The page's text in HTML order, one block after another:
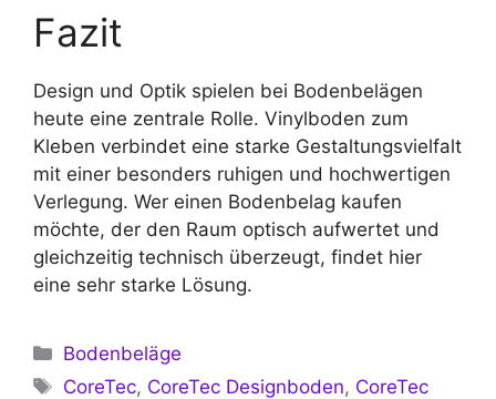
Fazit
Design und Optik spielen bei Bodenbelägen
heute eine zentrale Rolle. Vinylboden zum
Kleben verbindet eine starke Gestaltungsvielfalt
mit einer besonders ruhigen und hochwertigen
Verlegung. Wer einen Bodenbelag kaufen
möchte, der den Raum optisch aufwertet und
gleichzeitig technisch überzeugt, findet hier
eine sehr starke Lösung.
Kategorien
Bodenbeläge
Schlagwörter
CoreTec, CoreTec Designboden, CoreTec